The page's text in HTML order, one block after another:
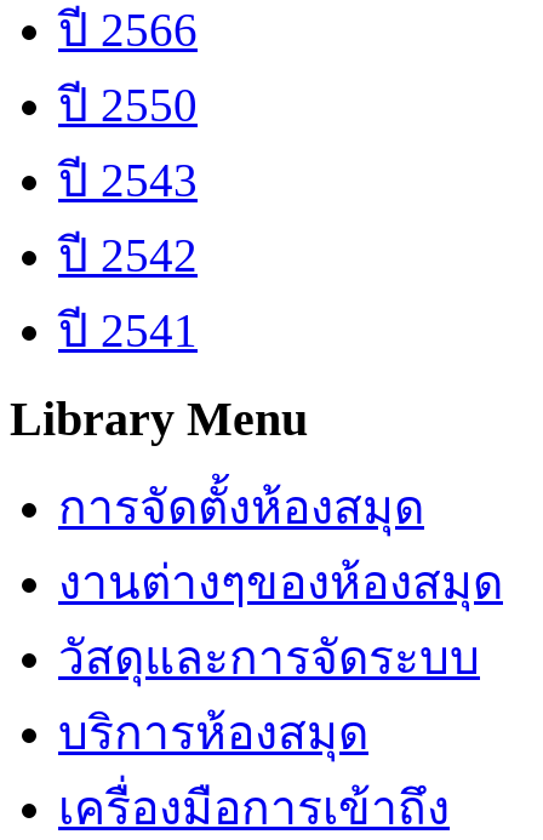
ปี 2566
ปี 2550
ปี 2543
ปี 2542
ปี 2541
Library Menu
การจัดตั้งห้องสมุด
งานต่างๆของห้องสมุด
วัสดุและการจัดระบบ
บริการห้องสมุด
เครื่องมือการเข้าถึง